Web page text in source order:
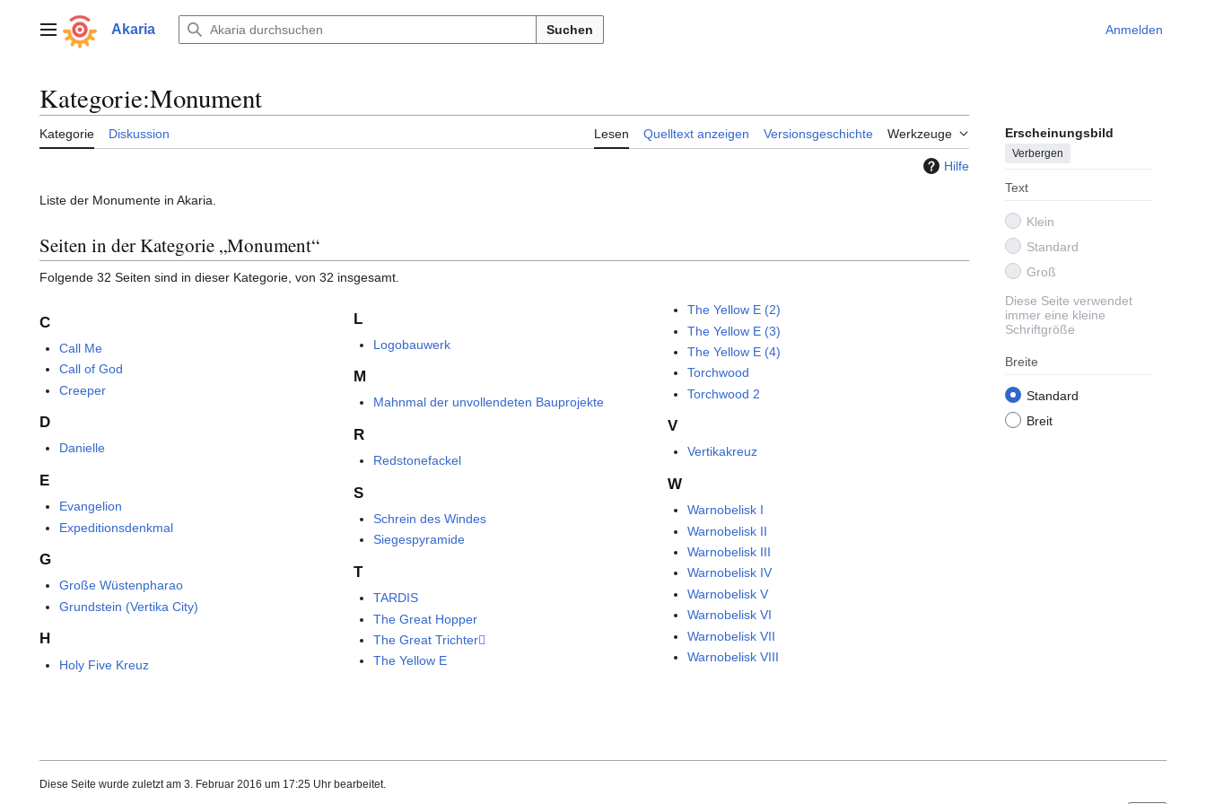
springenHauptmenüAkaria Suchen Anmelden
Kategorie:Monument
Kategorie Diskussion Lesen Quelltext anzeigen Versionsgeschichte Werkzeuge Erscheinungsbild
Verbergen
Text
Klein
Standard
Groß
Diese Seite verwendet
immer eine kleine
Schriftgröße
Breite
Standard
Breit
Hilfe
Liste der Monumente in Akaria.
Seiten in der Kategorie „Monument“
Folgende 32 Seiten sind in dieser Kategorie, von 32 insgesamt.
C
Call Me
Call of God
Creeper
D
Danielle
E
Evangelion
Expeditionsdenkmal
G
Große Wüstenpharao
Grundstein (Vertika City)
H
Holy Five Kreuz
L
Logobauwerk
M
Mahnmal der unvollendeten Bauprojekte
R
Redstonefackel
S
Schrein des Windes
Siegespyramide
T
TARDIS
The Great Hopper
The Great Trichter
The Yellow E
The Yellow E (2)
The Yellow E (3)
The Yellow E (4)
Torchwood
Torchwood 2
V
Vertikakreuz
W
Warnobelisk I
Warnobelisk II
Warnobelisk III
Warnobelisk IV
Warnobelisk V
Warnobelisk VI
Warnobelisk VII
Warnobelisk VIII
Diese Seite wurde zuletzt am 3. Februar 2016 um 17:25 Uhr bearbeitet.